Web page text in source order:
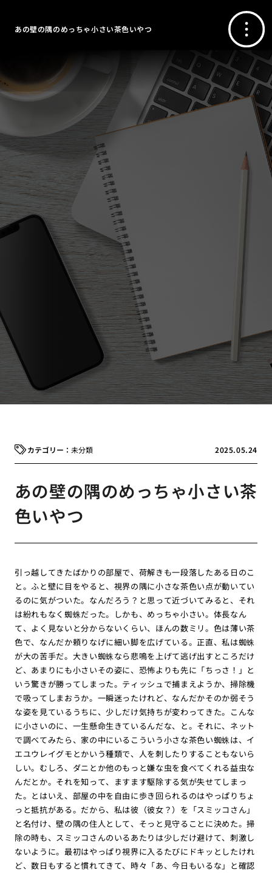
あの壁の隅のめっちゃ小さい茶色いやつ
2025.05.24
未分類
あの壁の隅のめっちゃ小さい茶
色いやつ
引っ越してきたばかりの部屋で、荷解きも一段落したある日のこ
と。ふと壁に目をやると、視界の隅に小さな茶色い点が動いてい
るのに気がついた。なんだろう？と思って近づいてみると、それ
は紛れもなく蜘蛛だった。しかも、めっちゃ小さい。体長なん
て、よく見ないと分からないくらい、ほんの数ミリ。色は薄い茶
色で、なんだか頼りなげに細い脚を広げている。正直、私は蜘蛛
が大の苦手だ。大きい蜘蛛なら悲鳴を上げて逃げ出すところだけ
ど、あまりにも小さいその姿に、恐怖よりも先に「ちっさ！」と
いう驚きが勝ってしまった。ティッシュで捕まえようか、掃除機
で吸ってしまおうか。一瞬迷ったけれど、なんだかそのか弱そう
な姿を見ているうちに、少しだけ気持ちが変わってきた。こんな
に小さいのに、一生懸命生きているんだな、と。それに、ネット
で調べてみたら、家の中にいるこういう小さな茶色い蜘蛛は、イ
エユウレイグモとかいう種類で、人を刺したりすることもないら
しい。むしろ、ダニとか他のもっと嫌な虫を食べてくれる益虫な
んだとか。それを知って、ますます駆除する気が失せてしまっ
た。とはいえ、部屋の中を自由に歩き回られるのはやっぱりちょ
っと抵抗がある。だから、私は彼（彼女？）を「スミッコさん」
と名付け、壁の隅の住人として、そっと見守ることに決めた。掃
除の時も、スミッコさんのいるあたりは少しだけ避けて、刺激し
ないように。最初はやっぱり視界に入るたびにドキッとしたけれ
ど、数日もすると慣れてきて、時々「あ、今日もいるな」と確認